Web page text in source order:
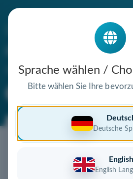
Sprache wählen /
Bitte wählen Sie Ihre
Deutsche
English
English
die-
steht zum Verkauf
Jetzt diese
Diese Domain könnte schon